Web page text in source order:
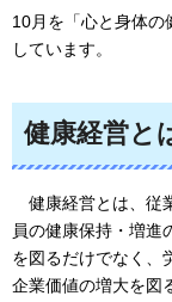
10月を「心と身体の
しています。
健康経営と
健康経営とは、従
員の健康保持・増進
を図るだけでなく、
企業価値の増大を図